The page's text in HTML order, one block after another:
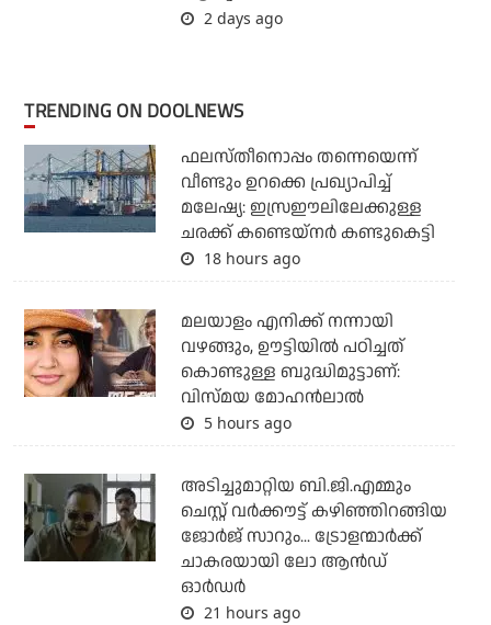
2 days ago
TRENDING ON DOOLNEWS
ഫലസ്തീനൊപ്പം തന്നെയെന്ന്
വീണ്ടും ഉറക്കെ പ്രഖ്യാപിച്ച്
മലേഷ്യ: ഇസ്രഈലിലേക്കുള്ള
ചരക്ക് കണ്ടെയ്‌നര്‍ കണ്ടുകെട്ടി
18 hours ago
മലയാളം എനിക്ക് നന്നായി
വഴങ്ങും, ഊട്ടിയില്‍ പഠിച്ചത്
കൊണ്ടുള്ള ബുദ്ധിമുട്ടാണ്:
വിസ്മയ മോഹന്‍ലാല്‍
5 hours ago
അടിച്ചുമാറ്റിയ ബി.ജി.എമ്മും
ചെസ്റ്റ് വര്‍ക്കൗട്ട് കഴിഞ്ഞിറങ്ങിയ
ജോര്‍ജ് സാറും... ട്രോളന്മാര്‍ക്ക്
ചാകരയായി ലോ ആന്‍ഡ്
ഓര്‍ഡര്‍
21 hours ago